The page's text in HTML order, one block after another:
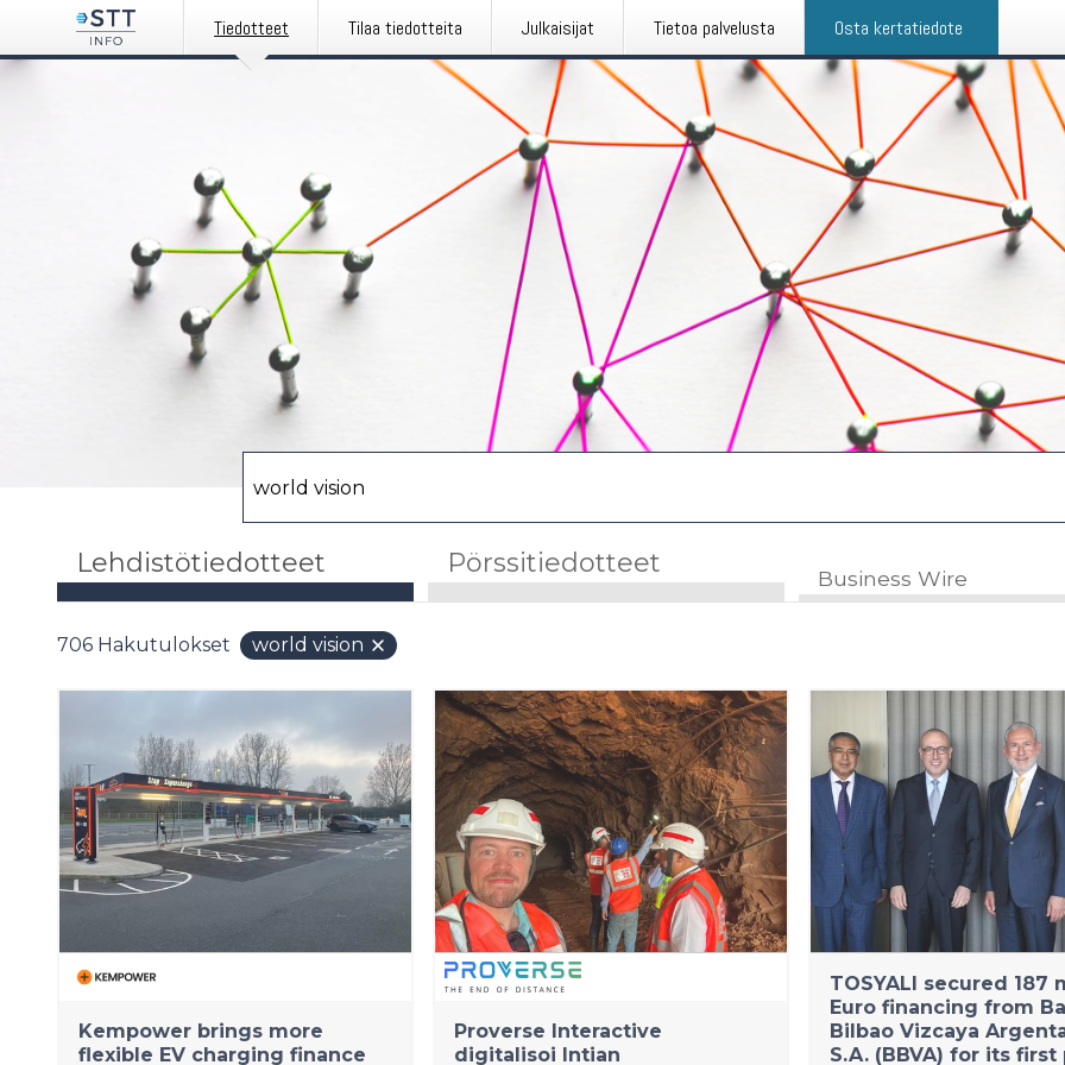
Tiedotteet Tilaa tiedotteita Julkaisijat Tietoa palvelusta Osta kertatiedote
Lehdistötiedotteet Pörssitiedotteet Business Wire
706 Hakutulokset world vision
Kempower brings more
flexible EV charging finance
Proverse Interactive
digitalisoi Intian
TOSYALI secured 187
Euro financing from
Bilbao Vizcaya
S.A. (BBVA) for its first